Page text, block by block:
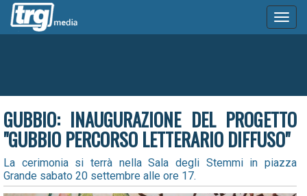
GUBBIO: INAUGURAZIONE DEL PROGETTO
"GUBBIO PERCORSO LETTERARIO DIFFUSO"
La cerimonia si terrà nella Sala degli Stemmi in piazza
Grande sabato 20 settembre alle ore 17.